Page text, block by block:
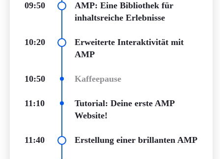
09:50
AMP: Eine Bibliothek für
inhaltsreiche Erlebnisse
10:20
Erweiterte Interaktivität mit
AMP
10:50 Kaffeepause
11:10
Tutorial: Deine erste AMP
Website!
11:40 Erstellung einer brillanten AMP